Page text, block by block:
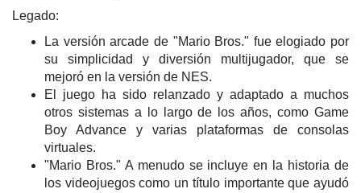
Legado:
La versión arcade de "Mario Bros." fue elogiado por
su simplicidad y diversión multijugador, que se
mejoró en la versión de NES.
El juego ha sido relanzado y adaptado a muchos
otros sistemas a lo largo de los años, como Game
Boy Advance y varias plataformas de consolas
virtuales.
"Mario Bros." A menudo se incluye en la historia de
los videojuegos como un título importante que ayudó